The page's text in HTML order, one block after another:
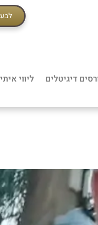
דיגיטלים ליווי איתי